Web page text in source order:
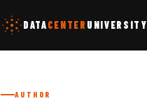
DATACENTER UNIVERSITY
AUTHOR